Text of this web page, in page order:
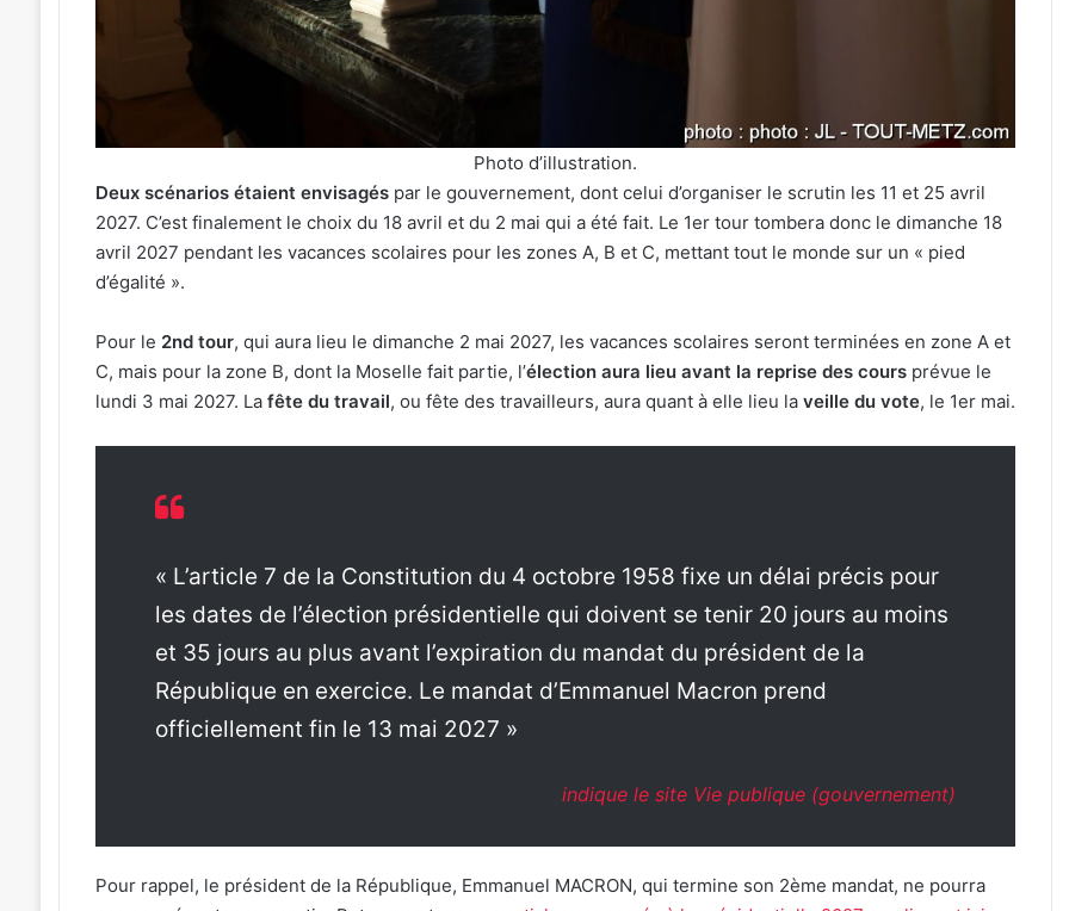
Photo d’illustration.
Deux scénarios étaient envisagéspar le gouvernement, dont celui d’organiser le scrutin les 11 et 25 avril
2027. C’est finalement le choix du 18 avril et du 2 mai qui a été fait. Le 1er tour tombera donc le dimanche 18
avril 2027 pendant les vacances scolaires pour les zones A, B et C, mettant tout le monde sur un « pied
d’égalité ».
Pour le 2nd tour, qui aura lieu le dimanche 2 mai 2027, les vacances scolaires seront terminées en zone A et
C, mais pour la zone B, dont la Moselle fait partie, l’élection aura lieu avant la reprise des coursprévue le
lundi 3 mai 2027. Lafête du travail, ou fête des travailleurs, aura quant à elle lieu la veille du vote, le 1er mai.
« L’article 7 de la Constitution du 4 octobre 1958 fixe un délai précis pour
les dates de l’élection présidentielle qui doivent se tenir 20 jours au moins
et 35 jours au plus avant l’expiration du mandat du président de la
République en exercice. Le mandat d’Emmanuel Macron prend
officiellement fin le 13 mai 2027 »
indique le site Vie publique (gouvernement)
Pour rappel, le président de la République, Emmanuel MACRON, qui termine son 2ème mandat, ne pourra
grand
dîner
de
FIM
2026
grand dîner caritatif de la FIM
actus
Metz
juillet
2026)
combat : 7 actus de la semaine à
Metz (31 juillet 2026)
Metz
forêts au